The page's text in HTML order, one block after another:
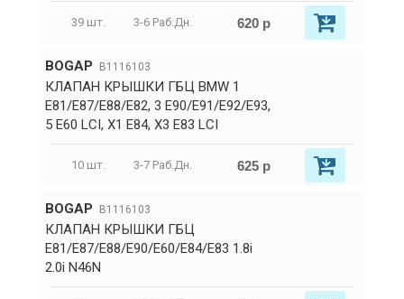
39 шт. 3-6 Раб.Дн. 620 р
BOGAP B1116103
КЛАПАН КРЫШКИ ГБЦ BMW 1
E81/E87/E88/E82, 3 E90/E91/E92/E93,
5 E60 LCI, X1 E84, X3 E83 LCI
10 шт. 3-7 Раб.Дн. 625 р
BOGAP B1116103
КЛАПАН КРЫШКИ ГБЦ
E81/E87/E88/E90/E60/E84/E83 1.8i
2.0i N46N